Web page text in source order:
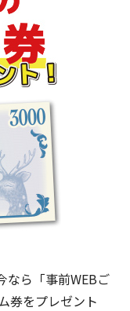
なら「事前WEBご
券をプレゼント